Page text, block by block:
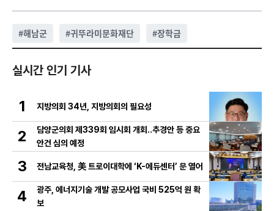
#해남군 #귀뚜라미문화재단 #장학금
실시간 인기 기사
1 지방의회 34년, 지방의회의 필요성
2
담양군의회 제339회 임시회 개회..추경안 등 중요
안건 심의 예정
3 전남교육청, 美 트로이대학에 ‘K-에듀센터’ 문 열어
4
광주, 에너지기술 개발 공모사업 국비 525억 원 확
보